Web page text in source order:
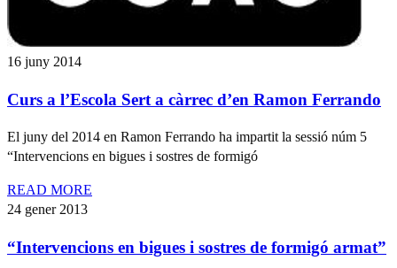
16 juny 2014
Curs a l’Escola Sert a càrrec d’en Ramon Ferrando
El juny del 2014 en Ramon Ferrando ha impartit la sessió núm 5
“Intervencions en bigues i sostres de formigó
READ MORE
24 gener 2013
“Intervencions en bigues i sostres de formigó armat”